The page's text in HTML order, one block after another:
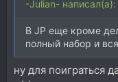
-Julian- написал(а):
В JP еще кроме
полный набор и
ну для поиграться